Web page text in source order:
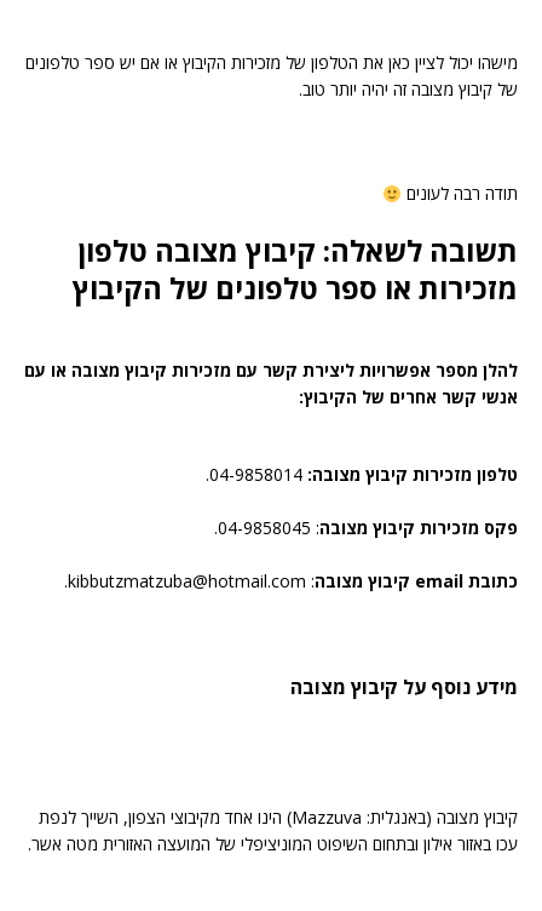
מישהו יכול לציין כאן את הטלפון של מזכירות הקיבוץ או אם יש ספר טלפונים
של קיבוץ מצובה זה יהיה יותר טוב.
תודה רבה לעונים
תשובה לשאלה: קיבוץ מצובה טלפון
מזכירות או ספר טלפונים של הקיבוץ
להלן מספר אפשרויות ליצירת קשר עם מזכירות קיבוץ מצובה או עם
אנשי קשר אחרים של הקיבוץ:
טלפון מזכירות קיבוץ מצובה: 04-9858014.
פקס מזכירות קיבוץ מצובה: 04-9858045.
כתובת email קיבוץ מצובה : kibbutzmatzuba@hotmail.com.
מידע נוסף על קיבוץ מצובה
קיבוץ מצובה (באנגלית: Mazzuva) הינו אחד מקיבוצי הצפון, השייך לנפת
עכו באזור אילון ובתחום השיפוט המוניציפלי של המועצה האזורית מטה אשר.